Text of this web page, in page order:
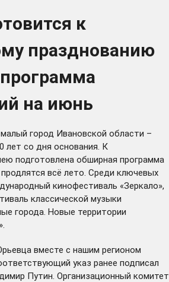
к
празднованию
на июнь
город Ивановской области –
лет со дня основания. К
подготовлена обширная программа
всё лето. Среди ключевых
кинофестиваль «Зеркало»,
классической музыки
города. Новые территории
вместе с нашим регионом
указ ранее подписал
Путин. Организационный комитет